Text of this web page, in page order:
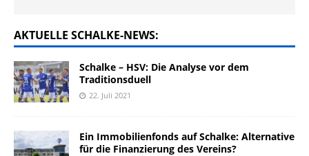
AKTUELLE SCHALKE-NEWS:
Schalke – HSV: Die Analyse vor dem
Traditionsduell
22. Juli 2021
Ein Immobilienfonds auf Schalke: Alternative
für die Finanzierung des Vereins?